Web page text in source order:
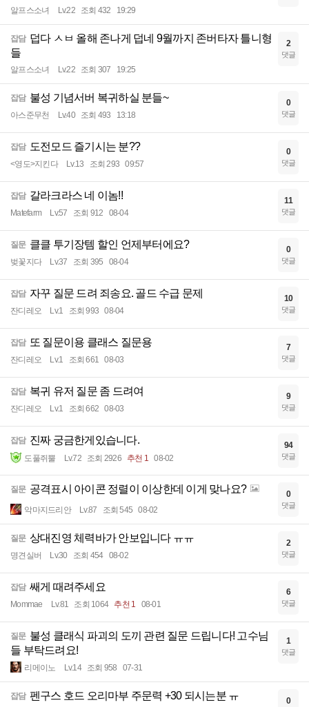
알프스소녀 Lv.22 조회 432 19:29
잡담 덥다 ㅅㅂ 올해 존나게 덥네 9월까지 존버타자 틀니형
들
알프스소녀 Lv.22 조회 307 19:25
2
댓글
잡담 불성 기념서버 복귀하실 분들~
아스준무천 Lv.40 조회 493 13:18
0
댓글
잡담 도전모드 즐기시는 분??
<영도>지킨다 Lv.13 조회 293 09:57
0
댓글
잡담 갈라크라스 네 이놈!!
Matefarm Lv.57 조회 912 08-04
11
댓글
질문 클클 투기장템 할인 언제부터에요?
벚꽃지다 Lv.37 조회 395 08-04
0
댓글
잡담 자꾸 질문 드려 죄송요. 골드 수급 문제
잔디레오 Lv.1 조회 993 08-04
10
댓글
잡담 또 질문이용 클래스 질문용
잔디레오 Lv.1 조회 661 08-03
7
댓글
잡담 복귀 유저 질문 좀 드려여
잔디레오 Lv.1 조회 662 08-03
9
댓글
잡담 진짜 궁금한게있습니다.
도풀쥐뿔 Lv.72 조회 2926 추천 1 08-02
94
댓글
질문 공격표시 아이콘 정렬이 이상한데 이게 맞나요?
악마지드리안 Lv.87 조회 545 08-02
0
댓글
질문 상대진영 체력바가 안보입니다 ㅠㅠ
명견실버 Lv.30 조회 454 08-02
2
댓글
잡담 쌔게 때려주세요
Mommae Lv.81 조회 1064 추천 1 08-01
6
댓글
질문 불성 클래식 파괴의 도끼 관련 질문 드립니다! 고수님
들 부탁드려요!
리메이노 Lv.14 조회 958 07-31
1
댓글
잡담 펜구스 호드 오리마부 주문력 +30 되시는분 ㅠ 0